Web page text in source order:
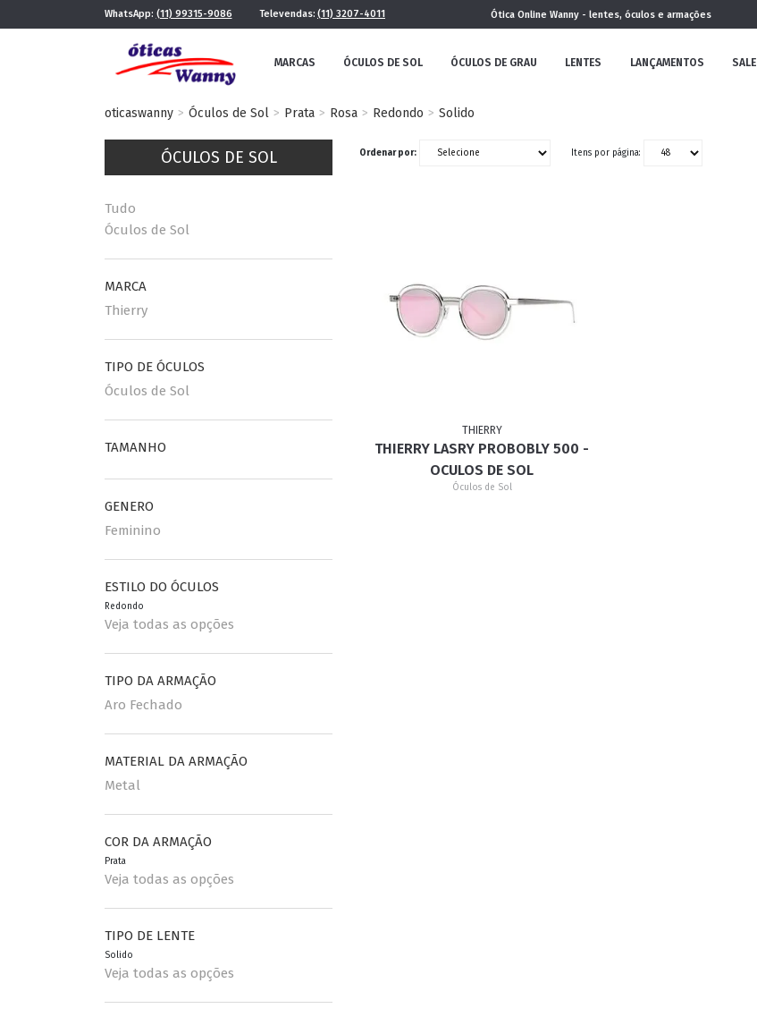
WhatsApp: (11) 99315-9086 Televendas: (11) 3207-4011 Ótica Online Wanny - lentes, óculos e armações
MARCAS ÓCULOS DE SOL ÓCULOS DE GRAU LENTES LANÇAMENTOS SALE
COLEÇÃO
POR ESTILO
ESPORTIVO RETRÔ MÁSCARA
oticaswanny Óculos de Sol Prata Rosa Redondo Solido
ÓCULOS DE SOL
Tudo
Óculos de Sol
MARCA
Thierry
TIPO DE ÓCULOS
Óculos de Sol
TAMANHO
GENERO
Feminino
ESTILO DO ÓCULOS
Redondo
Veja todas as opções
TIPO DA ARMAÇÃO
Aro Fechado
MATERIAL DA ARMAÇÃO
Metal
COR DA ARMAÇÃO
Prata
Veja todas as opções
TIPO DE LENTE
Solido
Veja todas as opções
Ordenar por: Itens por página:
THIERRY
THIERRY LASRY PROBOBLY 500 -
OCULOS DE SOL
Óculos de Sol